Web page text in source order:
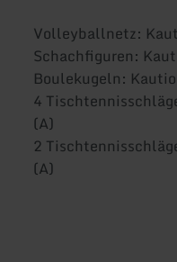
Volleyballnetz:
Schachfiguren:
Boulekugeln:
4
(A)
2
(A)